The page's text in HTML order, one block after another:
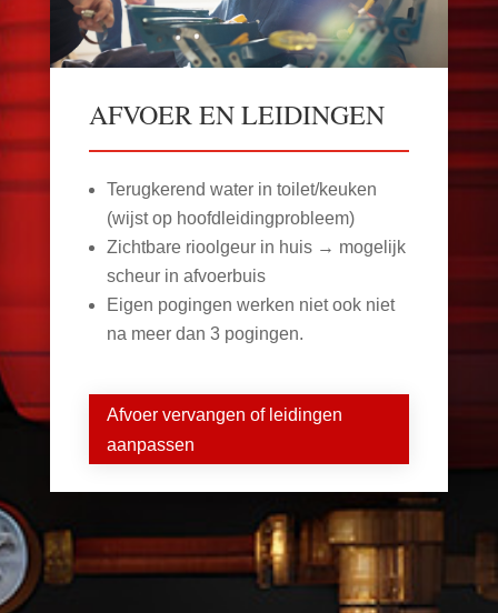
AFVOER EN LEIDINGEN
Terugkerend water in toilet/keuken
(wijst op hoofdleidingprobleem)
Zichtbare rioolgeur in huis → mogelijk
scheur in afvoerbuis
Eigen pogingen werken niet ook niet
na meer dan 3 pogingen.
Afvoer vervangen of leidingen
aanpassen